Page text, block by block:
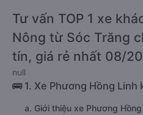
Tư vấn TOP 1 xe
Nông từ Sóc Trăng
tín, giá rẻ nhất 08/
null
🚌 1. Xe Phương Hồng Linh
a. Giới thiệu xe Phương